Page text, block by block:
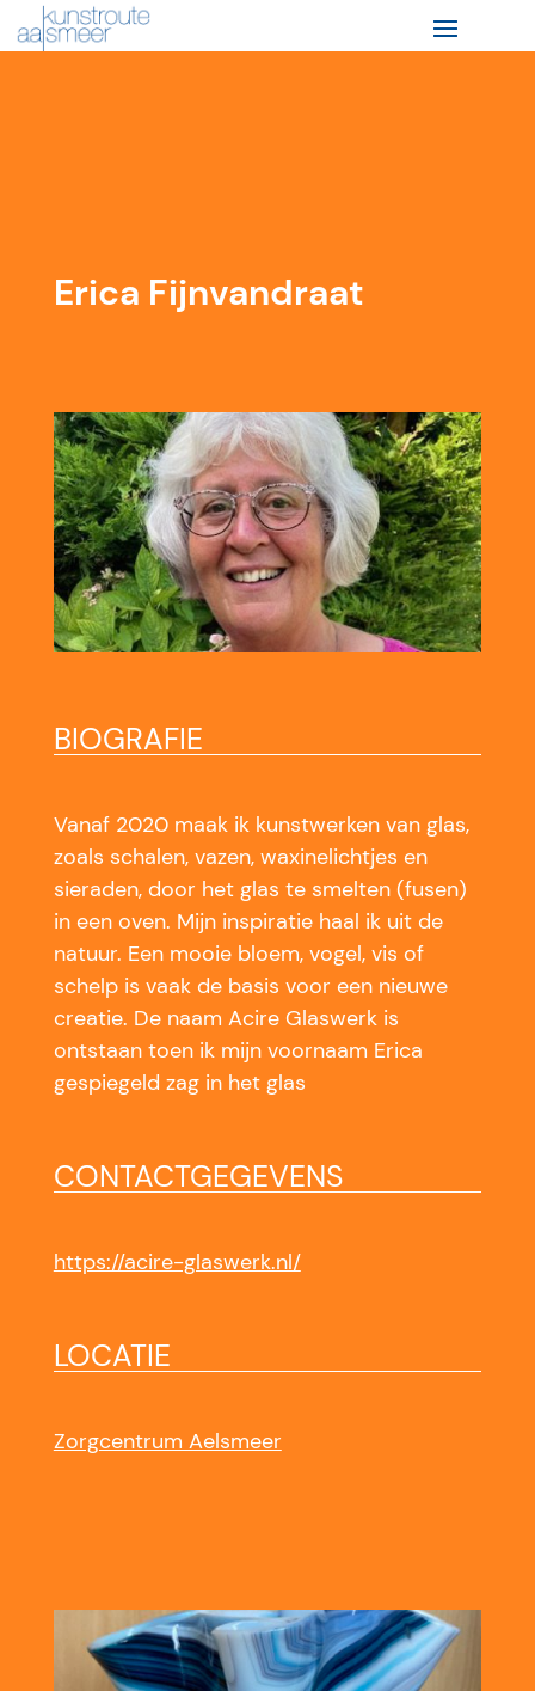
Erica Fijnvandraat
BIOGRAFIE
Vanaf 2020 maak ik kunstwerken van glas,
zoals schalen, vazen, waxinelichtjes en
sieraden, door het glas te smelten (fusen)
in een oven. Mijn inspiratie haal ik uit de
natuur. Een mooie bloem, vogel, vis of
schelp is vaak de basis voor een nieuwe
creatie. De naam Acire Glaswerk is
ontstaan toen ik mijn voornaam Erica
gespiegeld zag in het glas
CONTACTGEGEVENS
https://acire-glaswerk.nl/
LOCATIE
Zorgcentrum Aelsmeer